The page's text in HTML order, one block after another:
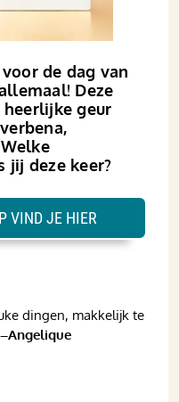
de dag van
Deze
heerlijke geur
jij deze keer?
dingen, makkelijk te
–Angelique
VIND JE HIER